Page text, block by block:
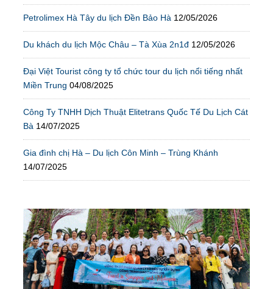
Petrolimex Hà Tây du lịch Đền Bảo Hà 12/05/2026
Du khách du lịch Mộc Châu – Tà Xùa 2n1đ 12/05/2026
Đại Việt Tourist công ty tổ chức tour du lịch nổi tiếng nhất
Miền Trung 04/08/2025
Công Ty TNHH Dịch Thuật Elitetrans Quốc Tế Du Lịch Cát
Bà 14/07/2025
Gia đình chị Hà – Du lịch Côn Minh – Trùng Khánh
14/07/2025